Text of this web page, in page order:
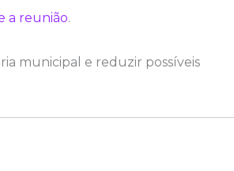
a reunião.
municipal e reduzir possíveis